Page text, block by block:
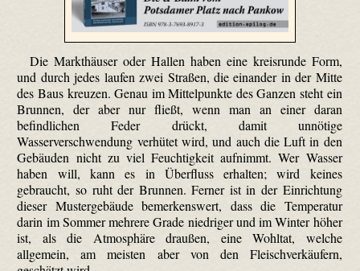
Die Markthäuser oder Hallen haben eine kreisrunde Form,
und durch jedes laufen zwei Straßen, die einander in der Mitte
des Baus kreuzen. Genau im Mittelpunkte des Ganzen steht ein
Brunnen, der aber nur fließt, wenn man an einer daran
befindlichen Feder drückt, damit unnötige
Wasserverschwendung verhütet wird, und auch die Luft in den
Gebäuden nicht zu viel Feuchtigkeit aufnimmt. Wer Wasser
haben will, kann es in Überfluss erhalten; wird keines
gebraucht, so ruht der Brunnen. Ferner ist in der Einrichtung
dieser Mustergebäude bemerkenswert, dass die Temperatur
darin im Sommer mehrere Grade niedriger und im Winter höher
ist, als die Atmosphäre draußen, eine Wohltat, welche
allgemein, am meisten aber von den Fleischverkäufern,